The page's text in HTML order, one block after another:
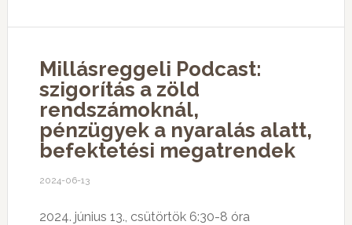
Millásreggeli Podcast:
szigorítás a zöld
rendszámoknál,
pénzügyek a nyaralás alatt,
befektetési megatrendek
2024-06-13
2024. június 13., csütörtök 6:30-8 óra